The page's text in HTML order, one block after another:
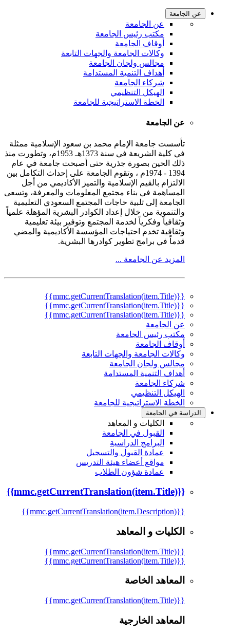
عن الجامعة
عن الجامعة
مكتب رئيس الجامعة
أوقاف الجامعة
وكالات الجامعة والجهات التابعة
مجالس ولجان الجامعة
أهداف التنمية المستدامة
شركاء الجامعة
الهيكل التنظيمي
الخطة الاستراتيجية للجامعة
عن الجامعة
تأسست جامعة الإمام محمد بن سعود الإسلامية ممثلة
في كلية الشريعة في سنة 1373هـ 1953م، وتطورت منذ
ذلك الحين بصورة جذرية حتى أصبحت جامعة في عام
1394 - 1974م ، وتقوم الجامعة على إحداث التكامل بين
الالتزام بالقيم الإسلامية والتميز الأكاديمي من أجل
المساهمة في بناء مجتمع المعلومات والمعرفة، وتسعى
الجامعة إلى تلبية حاجات المجتمع السعودي التعليمية
والتنموية من خلال إعداد الكوادر البشرية المؤهلة علمياً
وثقافياً وفكرياً لخدمة المجتمع وتوفير بيئة تعليمية
وثقافية تخدم احتياجات المؤسسة الأكاديمية والمضي
قدماً في برامج تطوير كوادرها البشرية.
المزيد عن الجامعة ...
{{mmc.getCurrentTranslation(item.Title)}}
{{mmc.getCurrentTranslation(item.Title)}}
{{mmc.getCurrentTranslation(item.Title)}}
عن الجامعة
مكتب رئيس الجامعة
أوقاف الجامعة
وكالات الجامعة والجهات التابعة
مجالس ولجان الجامعة
أهداف التنمية المستدامة
شركاء الجامعة
الهيكل التنظيمي
الخطة الاستراتيجية للجامعة
الدراسة في الجامعة
الكليات و المعاهد
القبول في الجامعة
البرامج الدراسية
عمادة القبول والتسجيل
مواقع أعضاء هيئة التدريس
عمادة شؤون الطلاب
{{mmc.getCurrentTranslation(item.Title)}}
{{mmc.getCurrentTranslation(item.Description)}}
الكليات و المعاهد
{{mmc.getCurrentTranslation(item.Title)}}
{{mmc.getCurrentTranslation(item.Title)}}
المعاهد الخاصة
{{mmc.getCurrentTranslation(item.Title)}}
المعاهد الخارجية